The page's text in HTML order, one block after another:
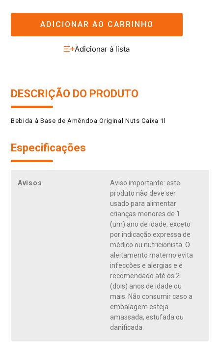
ADICIONAR AO CARRINHO
DESCRIÇÃO DO PRODUTO
Bebida à Base de Amêndoa Original Nuts Caixa 1l
Especificações
Avisos
Aviso importante: este
produto não deve ser
usado para alimentar
crianças menores de 1
(um) ano de idade, exceto
por indicação expressa de
médico ou nutricionista. O
aleitamento materno evita
infecções e alergias e é
recomendado até os 2
(dois) anos de idade ou
mais. Não consumir caso a
embalagem esteja
amassada, estufada ou
danificada.